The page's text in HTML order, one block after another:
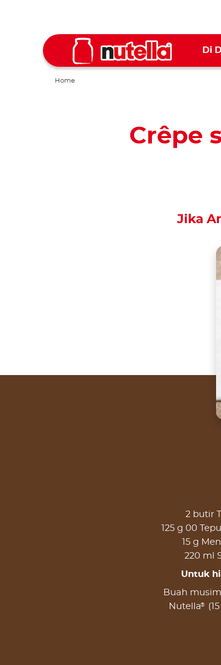
Di
Home
Crêpe
Jika
2 butir
125 g 00
15 g
220 ml
Untuk
Buah
Nutella®